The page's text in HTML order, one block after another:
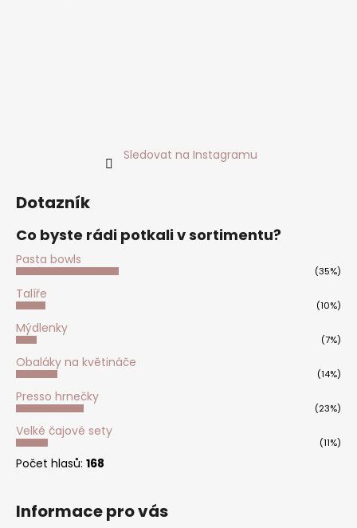
Sledovat na Instagramu
Dotazník
Co byste rádi potkali v sortimentu?
Pasta bowls
(35%)
Talíře
(10%)
Mýdlenky
(7%)
Obaláky na květináče
(14%)
Presso hrnečky
(23%)
Velké čajové sety
(11%)
Počet hlasů: 168
Informace pro vás